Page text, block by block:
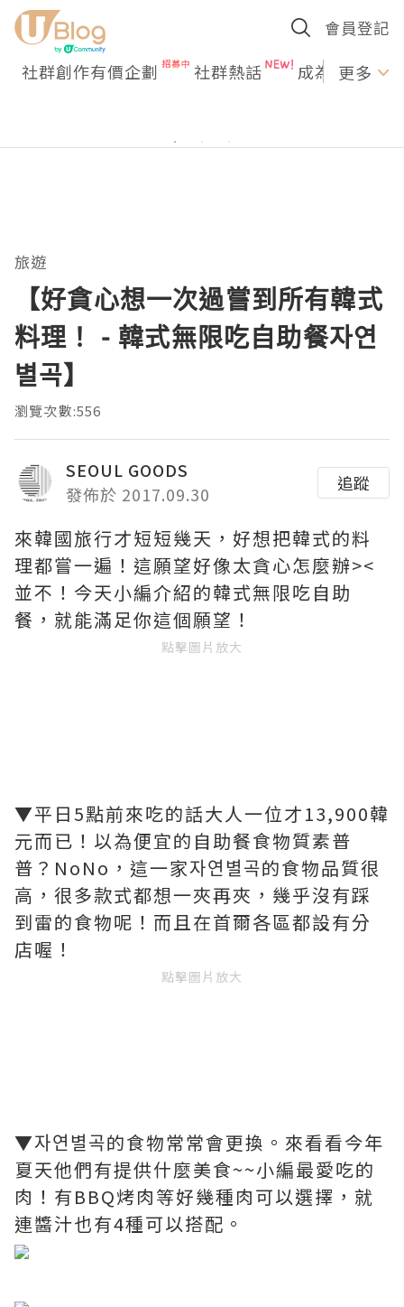
會員登記
社群創作有價企劃 社群熱話 成為U更多
旅遊
【好貪心想一次過嘗到所有韓式
料理！ - 韓式無限吃自助餐자연
별곡】
瀏覽次數:556
SEOUL GOODS
發佈於 2017.09.30
追蹤
來韓國旅行才短短幾天，好想把韓式的料
理都嘗一遍！這願望好像太貪心怎麼辦><
並不！今天小編介紹的韓式無限吃自助
餐，就能滿足你這個願望！
點擊圖片放大
▼平日5點前來吃的話大人一位才13,900韓
元而已！以為便宜的自助餐食物質素普
普？NoNo，這一家자연별곡的食物品質很
高，很多款式都想一夾再夾，幾乎沒有踩
到雷的食物呢！而且在首爾各區都設有分
店喔！
點擊圖片放大
▼자연별곡的食物常常會更換。來看看今年
夏天他們有提供什麼美食~~小編最愛吃的
肉！有BBQ烤肉等好幾種肉可以選擇，就
連醬汁也有4種可以搭配。